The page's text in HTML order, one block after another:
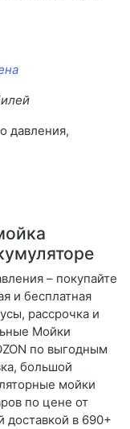
давления,
– покупайте
и бесплатная
рассрочка и
Мойки
по выгодным
большой
мойки
по цене от
доставкой в 690+